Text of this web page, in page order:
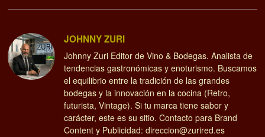
JOHNNY ZURI
Johnny Zuri Editor de Vino & Bodegas. Analista de
tendencias gastronómicas y enoturismo. Buscamos
el equilibrio entre la tradición de las grandes
bodegas y la innovación en la cocina (Retro,
futurista, Vintage). Si tu marca tiene sabor y
carácter, este es su sitio. Contacto para Brand
Content y Publicidad: direccion@zurired.es